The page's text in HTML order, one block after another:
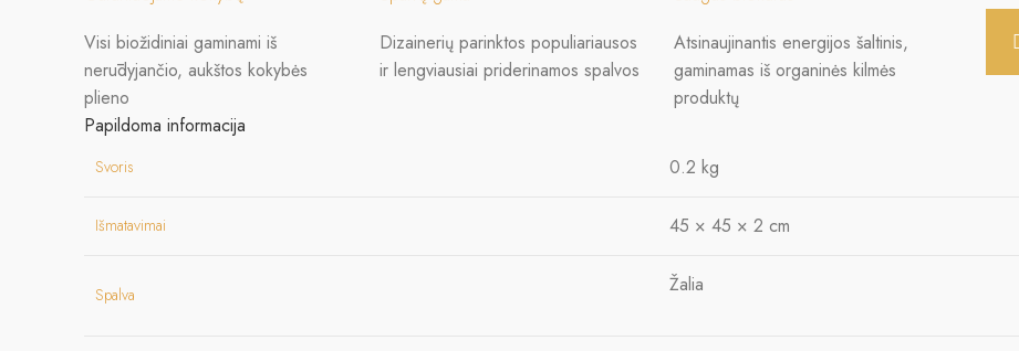
Visi biožidiniai gaminami iš
nerūdyjančio, aukštos kokybės
plieno
Dizainerių parinktos populiariausos
ir lengviausiai priderinamos spalvos
Atsinaujinantis energijos šaltinis,
gaminamas iš organinės kilmės
produktų
Papildoma informacija
Svoris 0.2 kg
Išmatavimai 45 × 45 × 2 cm
Spalva Žalia